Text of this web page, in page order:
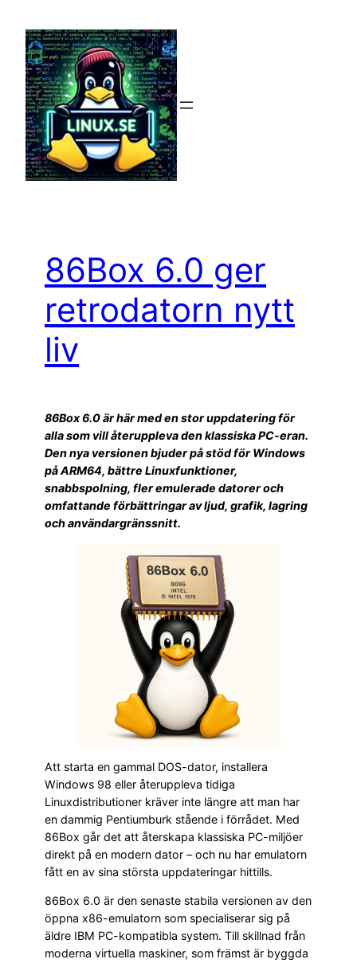
innehåll
86Box 6.0 ger
retrodatorn nytt
liv
86Box 6.0 är här med en stor uppdatering för
alla som vill återuppleva den klassiska PC-eran.
Den nya versionen bjuder på stöd för Windows
på ARM64, bättre Linuxfunktioner,
snabbspolning, fler emulerade datorer och
omfattande förbättringar av ljud, grafik, lagring
och användargränssnitt.
Att starta en gammal DOS-dator, installera
Windows 98 eller återuppleva tidiga
Linuxdistributioner kräver inte längre att man har
en dammig Pentiumburk stående i förrådet. Med
86Box går det att återskapa klassiska PC-miljöer
direkt på en modern dator – och nu har emulatorn
fått en av sina största uppdateringar hittills.
86Box 6.0 är den senaste stabila versionen av den
öppna x86-emulatorn som specialiserar sig på
äldre IBM PC-kompatibla system. Till skillnad från
moderna virtuella maskiner, som främst är byggda